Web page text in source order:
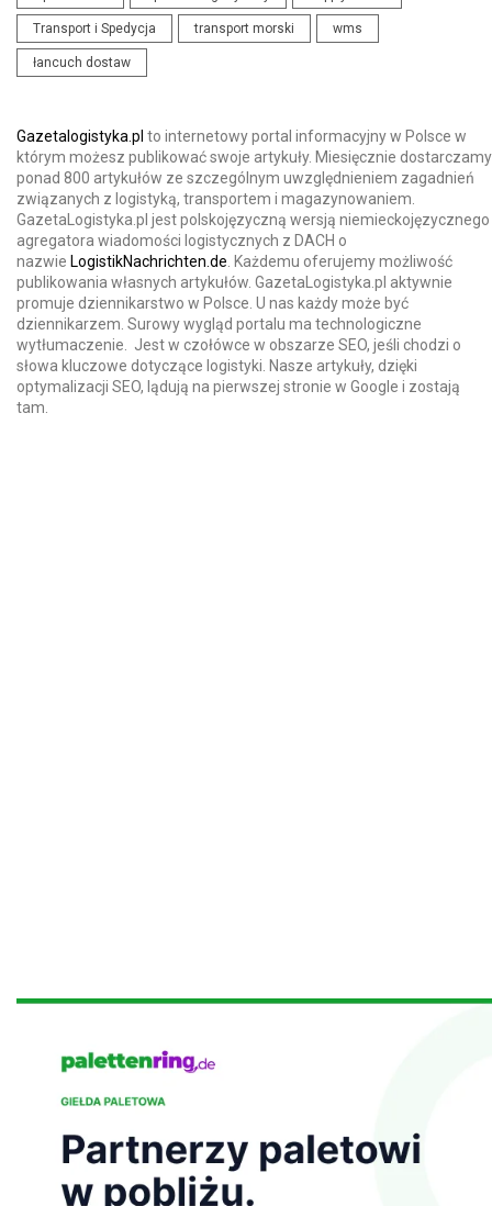
Transport i Spedycja transport morski wms
łancuch dostaw
Gazetalogistyka.pl to internetowy portal informacyjny w Polsce w
którym możesz publikować swoje artykuły. Miesięcznie dostarczamy
ponad 800 artykułów ze szczególnym uwzględnieniem zagadnień
związanych z logistyką, transportem i magazynowaniem.
GazetaLogistyka.pl jest polskojęzyczną wersją niemieckojęzycznego
agregatora wiadomości logistycznych z DACH o
nazwie LogistikNachrichten.de. Każdemu oferujemy możliwość
publikowania własnych artykułów. GazetaLogistyka.pl aktywnie
promuje dziennikarstwo w Polsce. U nas każdy może być
dziennikarzem. Surowy wygląd portalu ma technologiczne
wytłumaczenie. Jest w czołówce w obszarze SEO, jeśli chodzi o
słowa kluczowe dotyczące logistyki. Nasze artykuły, dzięki
optymalizacji SEO, lądują na pierwszej stronie w Google i zostają
tam.